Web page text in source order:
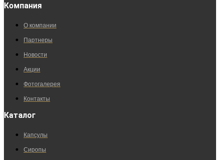
Компания
О компании
Партнеры
Новости
Акции
Фотогалерея
Контакты
Каталог
Капсулы
Сиропы